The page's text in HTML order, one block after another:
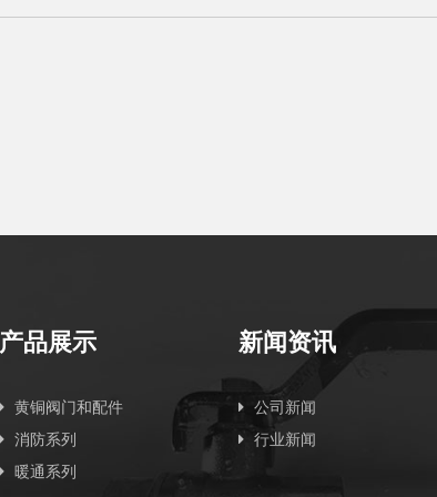
产品展示
黄铜阀门和配件
消防系列
暖通系列
新闻资讯
公司新闻
行业新闻